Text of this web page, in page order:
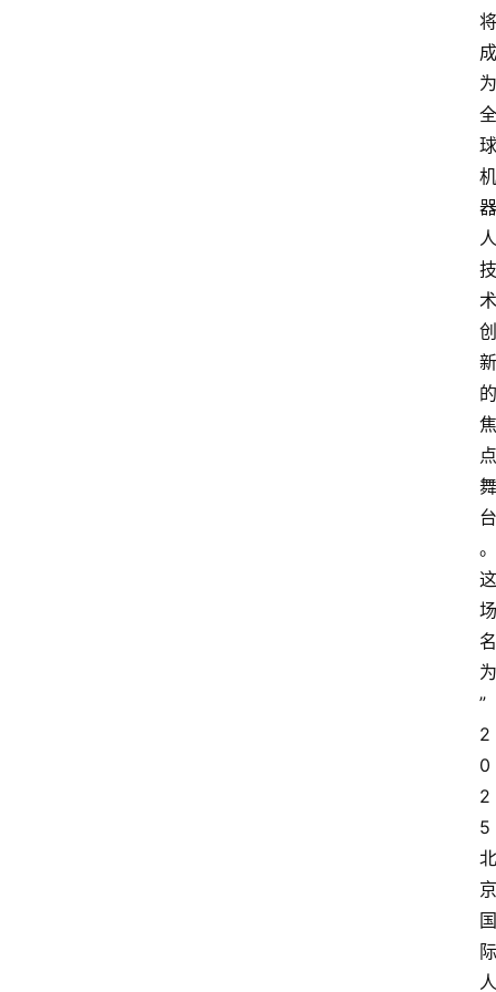
将
成
为
全
球
机
器
人
技
术
创
新
的
焦
点
舞
台
。
这
场
名
为
”
2
0
2
5
北
京
国
际
人